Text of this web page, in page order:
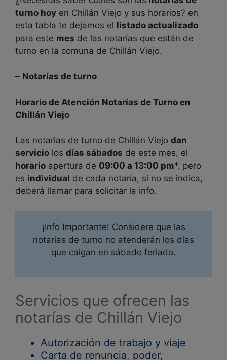
turno hoy en Chillán Viejo y sus horarios? en
esta tabla te dejamos el listado actualizado
para este mes de las notarías que están de
turno en la comuna de Chillán Viejo.
– Notarías de turno
Horario de Atención Notarías de Turno en
Chillán Viejo
Las notarias de turno de Chillán Viejo dan
servicio los días sábados de este mes, el
horario apertura de 09:00 a 13:00 pm*, pero
es individual de cada notaría, si no se indica,
deberá llamar para solicitar la info.
¡Info Importante! Considere que las
notarías de turno no atenderán los días
que caigan en sábado feriado.
Servicios que ofrecen las
notarías de Chillán Viejo
Autorización de trabajo y viaje
Carta de renuncia, poder,